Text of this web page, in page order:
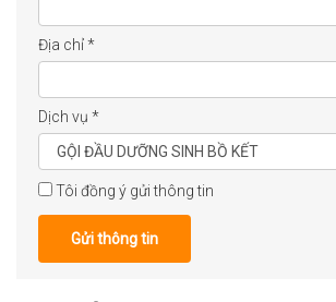
Địa chỉ*
Dịch vụ *
Tôi đồng ý gửi thông tin
Gửi thông tin